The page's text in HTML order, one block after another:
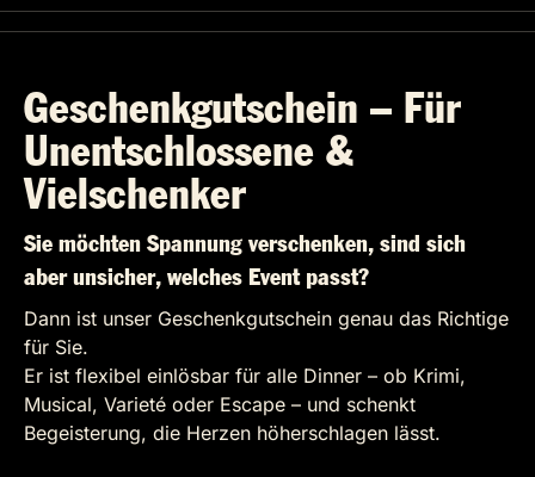
Geschenkgutschein – Für
Unentschlossene &
Vielschenker
Sie möchten Spannung verschenken, sind sich
aber unsicher, welches Event passt?
Dann ist unser Geschenkgutschein genau das Richtige
für Sie.
Er ist flexibel einlösbar für alle Dinner – ob Krimi,
Musical, Varieté oder Escape – und schenkt
Begeisterung, die Herzen höherschlagen lässt.